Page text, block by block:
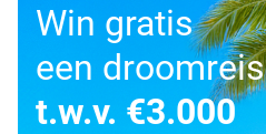
Win gratis
een droomreis
t.w.v. €3.000